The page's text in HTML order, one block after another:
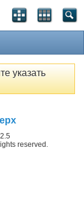
указать
reserved.